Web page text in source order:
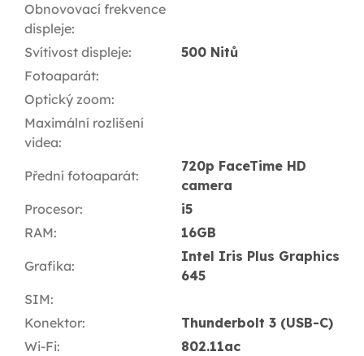
Obnovovací frekvence
displeje:
Svítivost displeje:
500 Nitů
Fotoaparát:
Optický zoom:
Maximální rozlišení
videa:
Přední fotoaparát:
720p FaceTime HD
camera
Procesor:
i5
RAM: 16GB
Grafika:
Intel Iris Plus Graphics
645
SIM:
Konektor:
Thunderbolt 3 (USB-C)
Wi-Fi:
802.11ac